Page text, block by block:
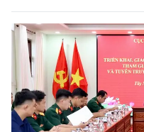
PTKV, điều chuyển, thành
TP Đồng Nai và Bộ CHQS